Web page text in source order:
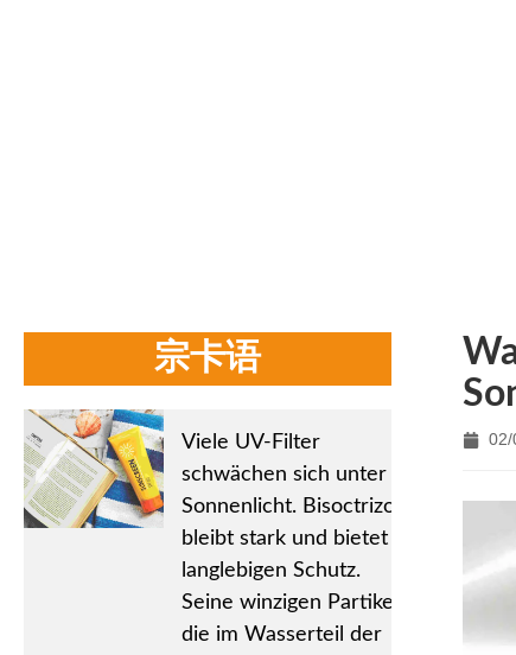
宗卡语
Viele UV-Filter
schwächen sich unter
Sonnenlicht. Bisoctrizol
bleibt stark und bietet
langlebigen Schutz.
Seine winzigen Partikel,
die im Wasserteil der
02/